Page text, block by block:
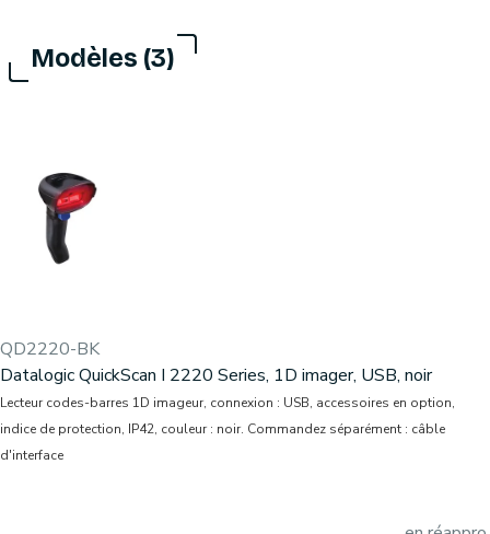
Modèles (3)
QD2220-BK
Datalogic QuickScan I 2220 Series, 1D imager, USB, noir
Lecteur codes-barres 1D imageur, connexion : USB, accessoires en option,
indice de protection, IP42, couleur : noir. Commandez séparément : câble
d'interface